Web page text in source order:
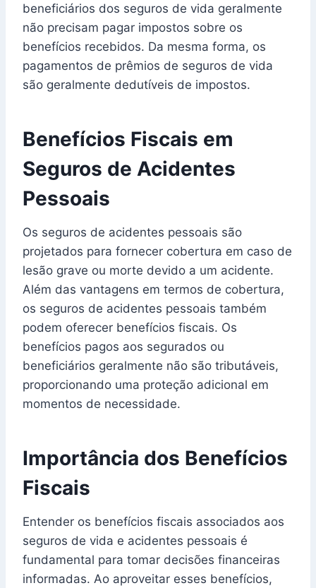
beneficiários dos seguros de vida geralmente
não precisam pagar impostos sobre os
benefícios recebidos. Da mesma forma, os
pagamentos de prêmios de seguros de vida
são geralmente dedutíveis de impostos.
Benefícios Fiscais em
Seguros de Acidentes
Pessoais
Os seguros de acidentes pessoais são
projetados para fornecer cobertura em caso de
lesão grave ou morte devido a um acidente.
Além das vantagens em termos de cobertura,
os seguros de acidentes pessoais também
podem oferecer benefícios fiscais. Os
benefícios pagos aos segurados ou
beneficiários geralmente não são tributáveis,
proporcionando uma proteção adicional em
momentos de necessidade.
Importância dos Benefícios
Fiscais
Entender os benefícios fiscais associados aos
seguros de vida e acidentes pessoais é
fundamental para tomar decisões financeiras
informadas. Ao aproveitar esses benefícios,